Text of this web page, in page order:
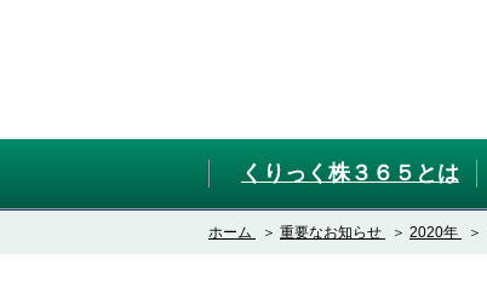
くりっく株３６５とは
ホーム 重要なお知らせ 2020年